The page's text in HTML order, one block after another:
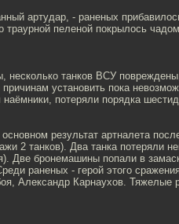
артудар, - раненых
траурной пеленой покрылось
несколько танков ВСУ
установить пока
потеряли порядка
результат артналета
2 танков). Два танка потеряли
Две бронемашины попали в
раненых - герой этого
Александр Карнаухов. Тяжелые